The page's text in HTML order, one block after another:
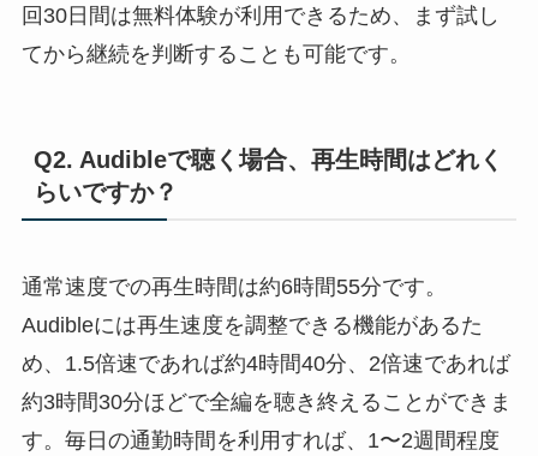
回30日間は無料体験が利用できるため、まず試し
てから継続を判断することも可能です。
Q2. Audibleで聴く場合、再生時間はどれく
らいですか？
通常速度での再生時間は約6時間55分です。
Audibleには再生速度を調整できる機能があるた
め、1.5倍速であれば約4時間40分、2倍速であれば
約3時間30分ほどで全編を聴き終えることができま
す。毎日の通勤時間を利用すれば、1〜2週間程度